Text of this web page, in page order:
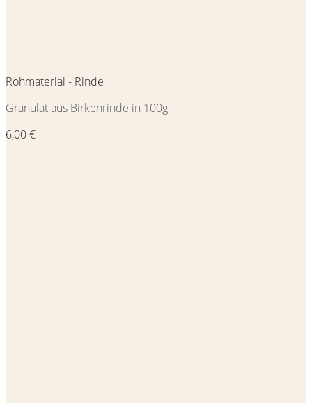
Rohmaterial - Rinde
Granulat aus Birkenrinde in 100g
6,00€